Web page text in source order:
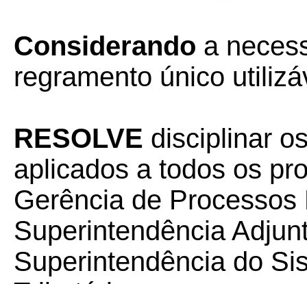
Considerando a
regramento único
RESOLVE disciplinar
aplicados a todos os
Gerência de Processos
Superintendência
Superintendência do